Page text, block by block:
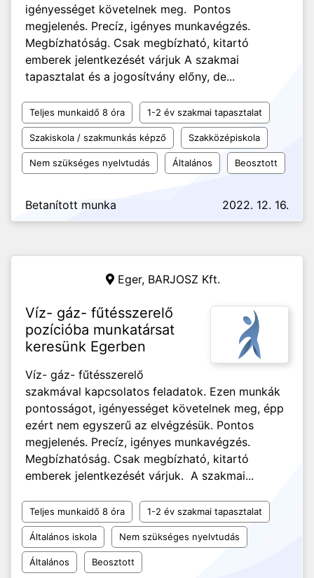
igényességet követelnek meg. Pontos
megjelenés. Precíz, igényes munkavégzés.
Megbízhatóság. Csak megbízható, kitartó
emberek jelentkezését várjuk A szakmai
tapasztalat és a jogosítvány előny, de...
Teljes munkaidő 8 óra 1-2 év szakmai tapasztalat
Szakiskola / szakmunkás képző Szakközépiskola
Nem szükséges nyelvtudás Általános Beosztott
Betanított munka 2022. 12. 16.
Eger, BARJOSZ Kft.
Víz- gáz- fűtésszerelő
pozícióba munkatársat
keresünk Egerben
Víz- gáz- fűtésszerelő
szakmával kapcsolatos feladatok. Ezen munkák
pontosságot, igényességet követelnek meg, épp
ezért nem egyszerű az elvégzésük. Pontos
megjelenés. Precíz, igényes munkavégzés.
Megbízhatóság. Csak megbízható, kitartó
emberek jelentkezését várjuk. A szakmai...
Teljes munkaidő 8 óra 1-2 év szakmai tapasztalat
Általános iskola Nem szükséges nyelvtudás
Általános Beosztott